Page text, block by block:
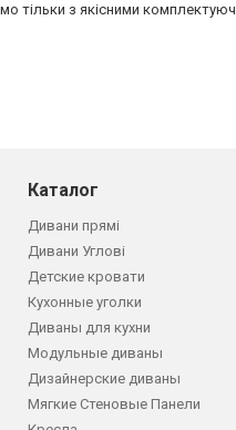
тільки з якісними
Каталог
Дивани прямі
Дивани Углові
Детские кровати
Кухонные уголки
Диваны для кухни
Модульные диваны
Дизайнерские диваны
Мягкие Стеновые Панели